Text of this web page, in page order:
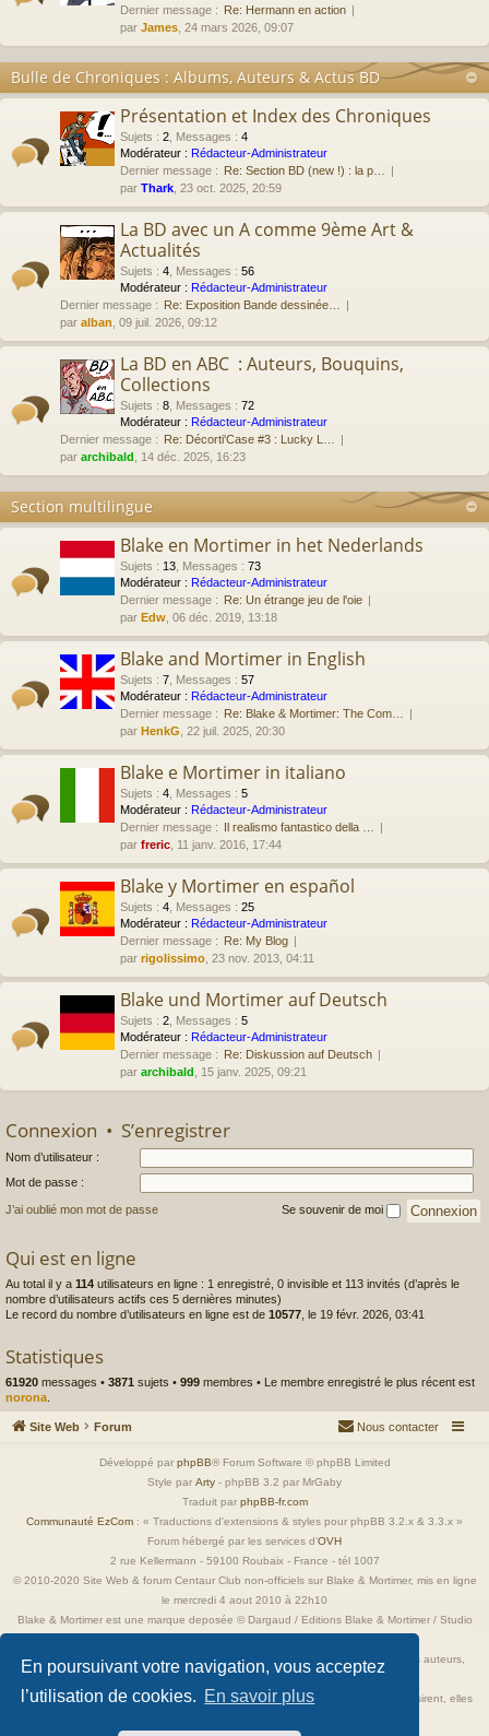
En poursuivant votre navigation, vous acceptez
l’utilisation de cookies. En savoir plus
Dernier message : Re: Hermann en action
par James , 24 mars 2026, 09:07
Bulle de Chroniques : Albums, Auteurs & Actus BD
Présentation et Index des Chroniques
Sujets : 2 Messages : 4
Modérateur : Rédacteur-Administrateur
Dernier message : Re: Section BD (new !) : la p…
par Thark , 23 oct. 2025, 20:59
La BD avec un A comme 9ème Art &
Actualités
Sujets : 4 Messages : 56
Modérateur : Rédacteur-Administrateur
Dernier message : Re: Exposition Bande dessinée…
par alban , 09 juil. 2026, 09:12
La BD en ABC : Auteurs, Bouquins,
Collections
Sujets : 8 Messages : 72
Modérateur : Rédacteur-Administrateur
Dernier message : Re: Décorti'Case #3 : Lucky L…
par archibald , 14 déc. 2025, 16:23
Section multilingue
Blake en Mortimer in het Nederlands
Sujets : 13 Messages : 73
Modérateur : Rédacteur-Administrateur
Dernier message : Re: Un étrange jeu de l'oie
par Edw , 06 déc. 2019, 13:18
Blake and Mortimer in English
Sujets : 7 Messages : 57
Modérateur : Rédacteur-Administrateur
Dernier message : Re: Blake & Mortimer: The Com…
par HenkG , 22 juil. 2025, 20:30
Blake e Mortimer in italiano
Sujets : 4 Messages : 5
Modérateur : Rédacteur-Administrateur
Dernier message : Il realismo fantastico della …
par freric , 11 janv. 2016, 17:44
Blake y Mortimer en español
Sujets : 4 Messages : 25
Modérateur : Rédacteur-Administrateur
Dernier message : Re: My Blog
par rigolissimo , 23 nov. 2013, 04:11
Blake und Mortimer auf Deutsch
Sujets : 2 Messages : 5
Modérateur : Rédacteur-Administrateur
Dernier message : Re: Diskussion auf Deutsch
par archibald , 15 janv. 2025, 09:21
Connexion • S’enregistrer
Nom d’utilisateur :
Mot de passe :
J’ai oublié mon mot de passe Se souvenir de moi
Qui est en ligne
Au total il y a 114 utilisateurs en ligne : 1 enregistré, 0 invisible et 113 invités (d’après le
nombre d’utilisateurs actifs ces 5 dernières minutes)
Le record du nombre d’utilisateurs en ligne est de 10577 , le 19 févr. 2026, 03:41
Statistiques
61920 messages • 3871 sujets • 999 membres • Le membre enregistré le plus récent est
norona
Site Web Forum Nous contacter
Développé par phpBB® Forum Software © phpBB Limited
Style par Arty - phpBB 3.2 par MrGaby
Traduit par phpBB-fr.com
Communauté EzCom : « Traductions d'extensions & styles pour phpBB 3.2.x & 3.3.x »
Forum hébergé par les services d’OVH
2 rue Kellermann - 59100 Roubaix - France - tél 1007
© 2010-2020 Site Web & forum Centaur Club non-officiels sur Blake & Mortimer, mis en ligne
le mercredi 4 aout 2010 à 22h10
Blake & Mortimer est une marque deposée © Dargaud / Editions Blake & Mortimer / Studio
Toutes les images incluses dans ces pages sont la propriété exclusive de leurs auteurs,
ayant droits et/ou éditeurs.
Elles ne sont ici qu'à titre de référence ou d'illustration. Si les propriétaires le désirent, elles